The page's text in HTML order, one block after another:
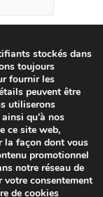
et mon site
stockés dans
toujours
fournir les
peuvent être
utiliserons
ainsi qu'à nos
ce site web,
la façon dont vous
promotionnel
notre réseau de
votre consentement
de cookies